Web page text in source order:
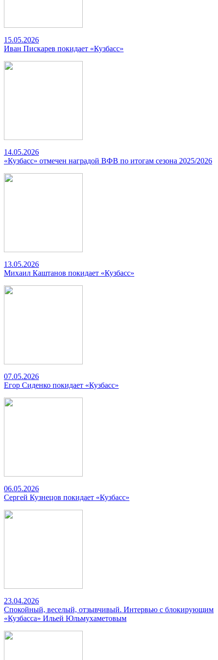
15.05.2026
Иван Пискарев покидает «Кузбасс»
14.05.2026
«Кузбасс» отмечен наградой ВФВ по итогам сезона 2025/2026
13.05.2026
Михаил Каштанов покидает «Кузбасс»
07.05.2026
Егор Сиденко покидает «Кузбасс»
06.05.2026
Сергей Кузнецов покидает «Кузбасс»
23.04.2026
Спокойный, веселый, отзывчивый. Интервью с блокирующим
«Кузбасса» Ильей Юльмухаметовым